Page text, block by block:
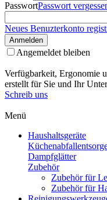
PasswortPasswort
Neues Benuzterkonto
Anmelden
Angemeldet bleiben
Verfügbarkeit, Ergonomie
erstellt für Sie und Ihr
Schreib uns
Menü
Haushaltsgeräte
Dampfglätter
Zubehör
Zubehör für
Zubehör für